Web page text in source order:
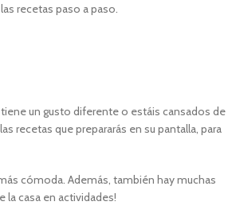
recetas paso a paso.
un gusto diferente o estáis cansados de
recetas que prepararás en su pantalla, para
cómoda. Además, también hay muchas
la casa en actividades!